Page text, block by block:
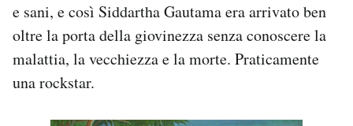
e sani, e così Siddartha Gautama era arrivato ben
oltre la porta della giovinezza senza conoscere la
malattia, la vecchiezza e la morte. Praticamente
una rockstar.